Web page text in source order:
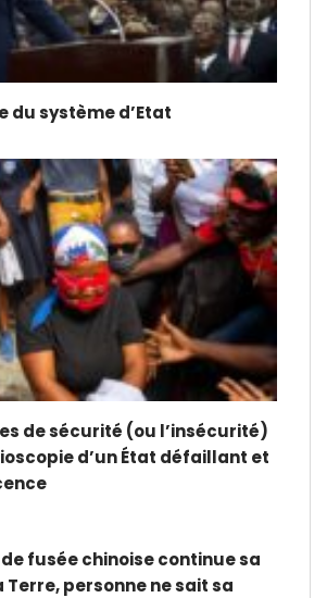
du système d’Etat
de sécurité (ou l’insécurité)
d’un État défaillant et
fusée chinoise continue sa
Terre, personne ne sait sa